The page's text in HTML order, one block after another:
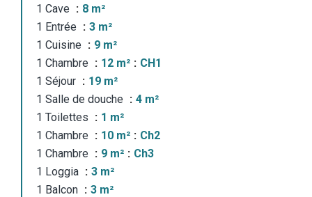
1 Cave
8 m²
1 Entrée
3 m²
1 Cuisine
9 m²
1 Chambre
12 m²
CH1
1 Séjour
19 m²
1 Salle de douche
4 m²
1 Toilettes
1 m²
1 Chambre
10 m²
Ch2
1 Chambre
9 m²
Ch3
1 Loggia
3 m²
1 Balcon
3 m²